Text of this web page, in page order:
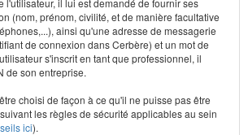
l'utilisateur, il lui est demandé de fournir ses
(nom, prénom, civilité, et de manière facultative
ainsi qu'une adresse de messagerie
de connexion dans Cerbère) et un mot de
s'inscrit en tant que professionnel, il
de son entreprise.
choisi de façon à ce qu'il ne puisse pas être
les règles de sécurité applicables au sein
ici).